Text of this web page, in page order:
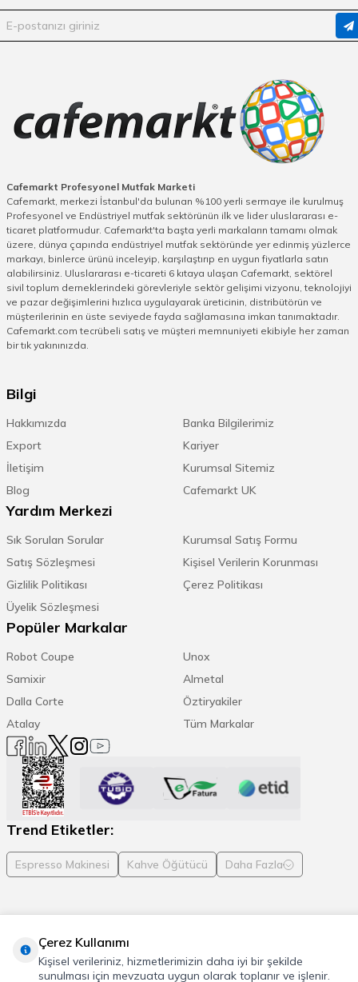
Ekmek Sepeti Fiyatları
karşınıza çıkmaktadır. Renkleri de tarzları gibi farklılık gösteren bu
sepetlerden masanıza en uygun olanını geniş ürün yelpazesi
arasından tercih edebilirsiniz. Mutfağınız için doğru ekmek sepetini
tercih ederken yapıldığı maddenin doğallığı ve kalitesi ekmeğinizin
sağlıklı kalması açısından epeyce önemlidir. Profesyonel mutfaklar
tarafından da tavsiye edilen ve mutfakların en çok tercih ettiklerinden
Cafemarkt.com'dan online satış rahatlığıyla ulaşabilirsiniz. Seçtiğiniz
ürünü olduğunuz yerden satın alabilirsiniz. Bilgi ve sorularınız için
online destek ekibinden yardım alabileceğinizi de unutmamalısınız.
Cafemarkt Profesyonel Mutfak Marketi
Cafemarkt, merkezi İstanbul'da bulunan %100 yerli sermaye ile kurulmuş
Profesyonel ve Endüstriyel mutfak sektörünün ilk ve lider uluslararası e-
ticaret platformudur. Cafemarkt'ta başta yerli markaların tamamı olmak
üzere, dünya çapında endüstriyel mutfak sektöründe yer edinmiş yüzlerce
markayı, binlerce ürünü inceleyip, karşılaştırıp en uygun fiyatlarla satın
alabilirsiniz. Uluslararası e-ticareti 6 kıtaya ulaşan Cafemarkt, sektörel
sivil toplum derneklerindeki görevleriyle sektör gelişimi vizyonu, teknolojiyi
ve pazar değişimlerini hızlıca uygulayarak üreticinin, distribütörün ve
müşterilerinin en üste seviyede fayda sağlamasına imkan tanımaktadır.
Cafemarkt.com tecrübeli satış ve müşteri memnuniyeti ekibiyle her zaman
bir tık yakınınızda.
Bilgi
Hakkımızda
Banka Bilgilerimiz
Export
Kariyer
İletişim
Kurumsal Sitemiz
Blog
Cafemarkt UK
Yardım Merkezi
Sık Sorulan Sorular
Kurumsal Satış Formu
Satış Sözleşmesi
Kişisel Verilerin Korunması
Gizlilik Politikası
Çerez Politikası
Üyelik Sözleşmesi
Popüler Markalar
Robot Coupe
Unox
Samixir
Almetal
Dalla Corte
Öztiryakiler
Atalay
Tüm Markalar
Trend Etiketler:
Espresso Makinesi Kahve Öğütücü Daha Fazla
© 2026 Cafemarkt, Tüm hakları saklıdır
T-Soft E-TicaretSistemleriyle Hazırlanmıştır.
Çerez Kullanımı
Kişisel verileriniz, hizmetlerimizin daha iyi bir şekilde
sunulması için mevzuata uygun olarak toplanır ve işlenir.